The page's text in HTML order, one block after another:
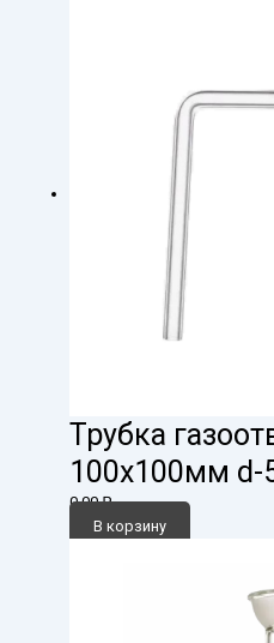
Трубка
100х100мм d-
0,00₽
В корзину